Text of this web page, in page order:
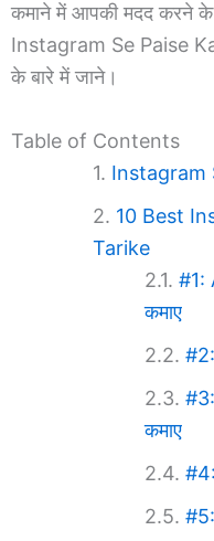
कमाने में आपकी मदद करने
Instagram Se Paise
के बारे में जाने।
Table of Contents
Instagram
10 Best
Tarike
#1:
कमाए
कमाए